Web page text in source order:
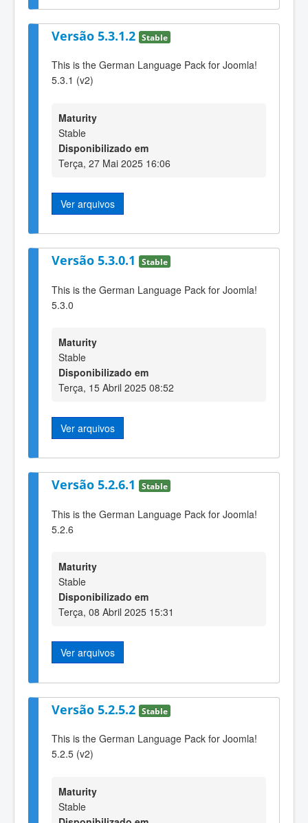
Versão 5.3.1.2 Stable
This is the German Language Pack for Joomla!
5.3.1 (v2)
Maturity
Stable
Disponibilizado em
Terça, 27 Mai 2025 16:06
Ver arquivos
Versão 5.3.0.1 Stable
This is the German Language Pack for Joomla!
5.3.0
Maturity
Stable
Disponibilizado em
Terça, 15 Abril 2025 08:52
Ver arquivos
Versão 5.2.6.1 Stable
This is the German Language Pack for Joomla!
5.2.6
Maturity
Stable
Disponibilizado em
Terça, 08 Abril 2025 15:31
Ver arquivos
Versão 5.2.5.2 Stable
This is the German Language Pack for Joomla!
5.2.5 (v2)
Maturity
Stable